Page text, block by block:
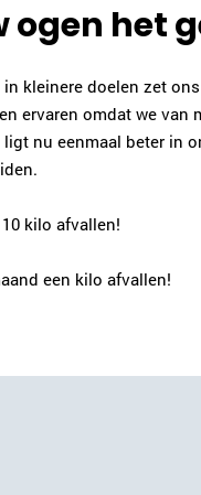
ogen het
kleinere doelen zet
ervaren omdat we
nu eenmaal beter in
kilo afvallen!
een kilo afvallen!